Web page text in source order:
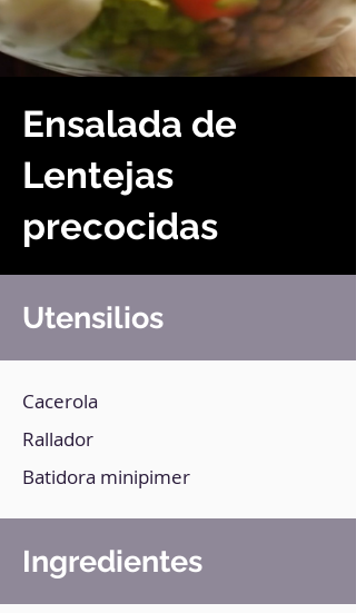
Ensalada de
Lentejas
precocidas
Utensilios
Cacerola
Rallador
Batidora minipimer
Ingredientes